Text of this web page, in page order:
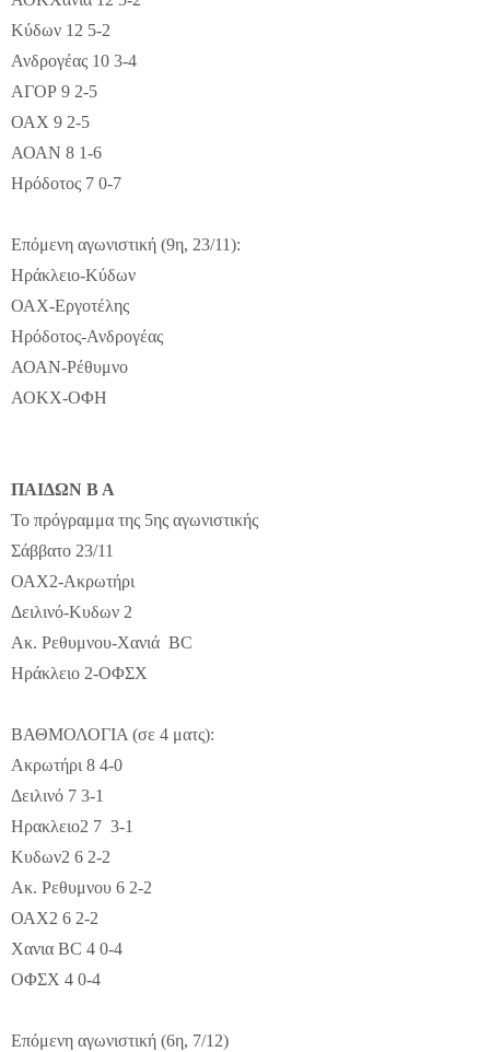
Κύδων 12 5-2
Ανδρογέας 10 3-4
ΑΓΟΡ 9 2-5
ΟΑΧ 9 2-5
ΑΟΑΝ 8 1-6
Ηρόδοτος 7 0-7
Επόμενη αγωνιστική (9η, 23/11):
Ηράκλειο-Κύδων
ΟΑΧ-Εργοτέλης
Ηρόδοτος-Ανδρογέας
ΑΟΑΝ-Ρέθυμνο
ΑΟΚΧ-ΟΦΗ
ΠΑΙΔΩΝ Β Α
Το πρόγραμμα της 5ης αγωνιστικής
Σάββατο 23/11
ΟΑΧ2-Ακρωτήρι
Δειλινό-Κυδων 2
Ακ. Ρεθυμνου-Χανιά BC
Ηράκλειο 2-ΟΦΣΧ
ΒΑΘΜΟΛΟΓΙΑ (σε 4 ματς):
Ακρωτήρι 8 4-0
Δειλινό 7 3-1
Ηρακλειο2 7 3-1
Κυδων2 6 2-2
Ακ. Ρεθυμνου 6 2-2
ΟΑΧ2 6 2-2
Χανια BC 4 0-4
ΟΦΣΧ 4 0-4
Επόμενη αγωνιστική (6η, 7/12)